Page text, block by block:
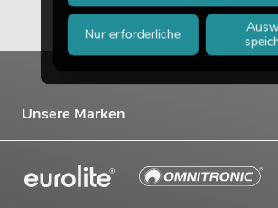
Unsere Marken
Nur erforderliche